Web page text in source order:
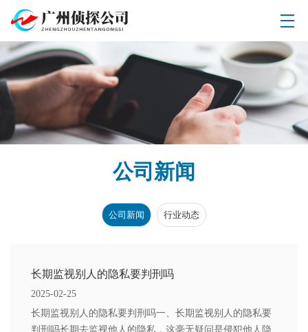
公司新闻
公司新闻 行业动态
长期监视别人的隐私要判刑吗
2025-02-25
长期监视别人的隐私要判刑吗一、长期监视别人的隐私要
判刑吗长期去监视他人的隐私，这毫无疑问是侵犯他人隐